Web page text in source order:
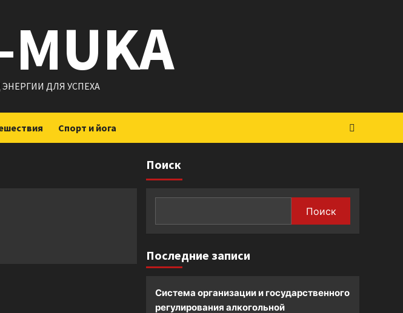
MUKA
ДЛЯ УСПЕХА
Спорт и йога
Поиск
Поиск
Последние записи
Система организации и государственного
регулирования алкогольной